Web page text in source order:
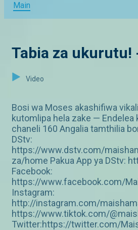
Main
Tabia za ukurutu!
Video
Bosi wa Moses akashifiwa
kutomlipa hela zake — Endelea
chaneli 160 Angalia tamthilia
DStv:
https://www.dstv.com/
za/home Pakua App ya DStv:
Facebook:
https://www.facebook.com/
Instagram:
http://instagram.com/
https://www.tiktok.com/
Twitter:https://twitter.com/